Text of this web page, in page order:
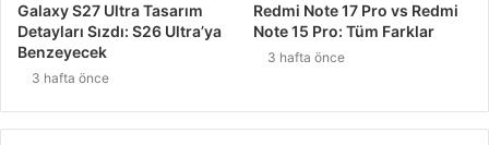
Galaxy S27 Ultra Tasarım
Detayları Sızdı: S26 Ultra’ya
Benzeyecek
3 hafta önce
Redmi Note 17 Pro vs Redmi
Note 15 Pro: Tüm Farklar
3 hafta önce